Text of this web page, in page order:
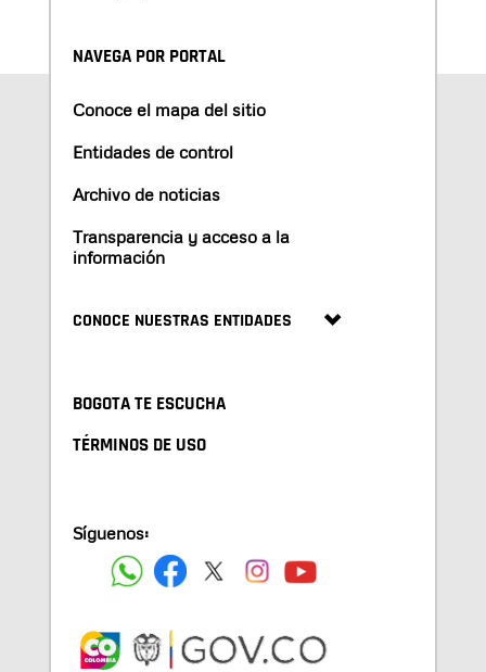
NAVEGA POR PORTAL
Conoce el mapa del sitio
Entidades de control
Archivo de noticias
Transparencia y acceso a la
información
CONOCE NUESTRAS ENTIDADES
BOGOTA TE ESCUCHA
TÉRMINOS DE USO
Síguenos: